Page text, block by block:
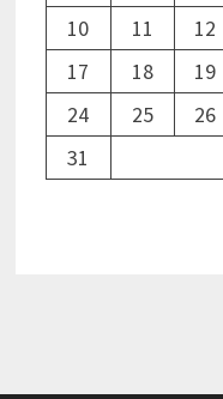
10
11 12
17
18 19
24
25 26
31